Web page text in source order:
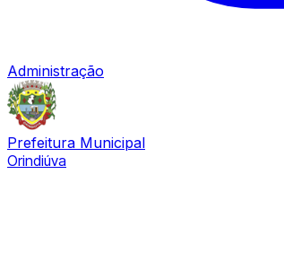
Administração
Prefeitura Municipal
Orindiúva